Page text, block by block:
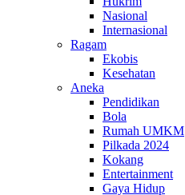
Nasional
Internasional
Ragam
Ekobis
Kesehatan
Aneka
Pendidikan
Bola
Rumah UMKM
Pilkada 2024
Kokang
Entertainment
Gaya Hidup